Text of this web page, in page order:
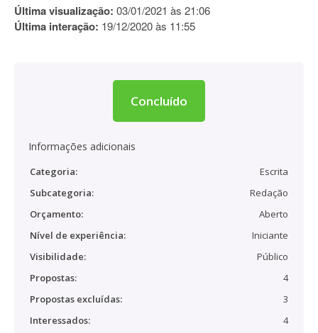
Última visualização: 03/01/2021 às 21:06
Última interação: 19/12/2020 às 11:55
Concluído
Informações adicionais
Categoria:
Escrita
Subcategoria:
Redação
Orçamento:
Aberto
Nível de experiência:
Iniciante
Visibilidade:
Público
Propostas:
4
Propostas excluídas:
3
Interessados:
4